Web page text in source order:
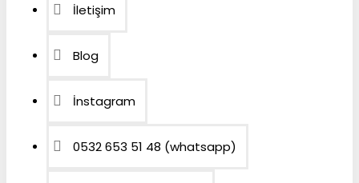
İletişim
Blog
İnstagram
0532 653 51 48 (whatsapp)